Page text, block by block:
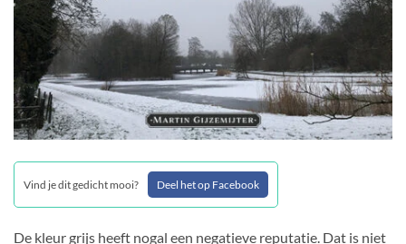
Vind je dit gedicht mooi? Deel het op Facebook
De kleur grijs heeft nogal een negatieve reputatie. Dat is niet